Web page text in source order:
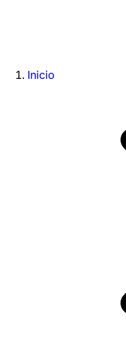
Inicio